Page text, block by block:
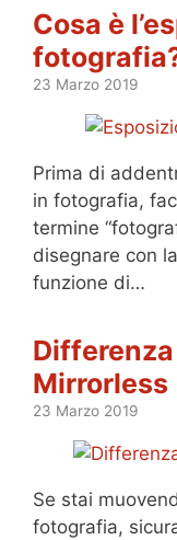
Cosa è
23 Marzo 2019
Prima di
in fotografia,
termine
disegnare con
funzione di…
Mirrorless
23 Marzo 2019
Se stai
fotografia,